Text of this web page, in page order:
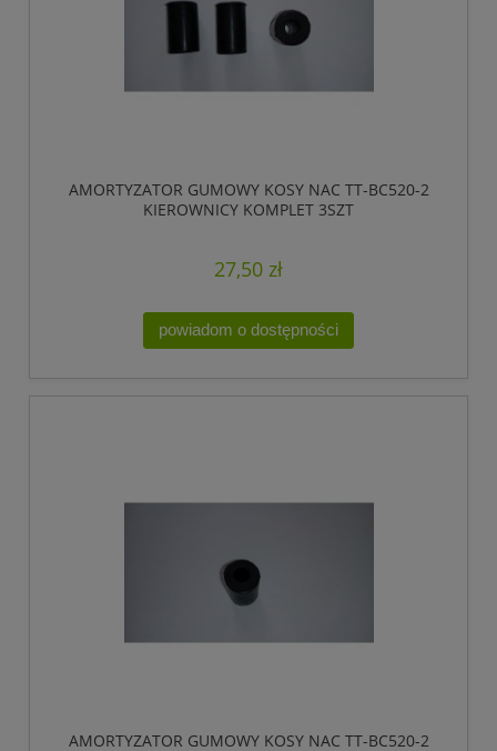
AMORTYZATOR GUMOWY KOSY NAC TT-BC520-2
KIEROWNICY KOMPLET 3SZT
27,50 zł
powiadom o dostępności
AMORTYZATOR GUMOWY KOSY NAC TT-BC520-2